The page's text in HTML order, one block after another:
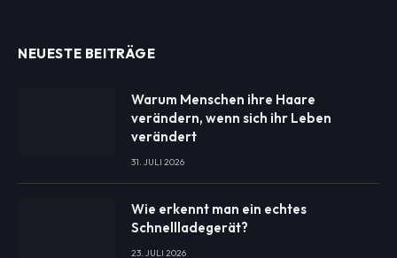
NEUESTE BEITRÄGE
Warum Menschen ihre Haare
verändern, wenn sich ihr Leben
verändert
31. JULI 2026
Wie erkennt man ein echtes
Schnellladegerät?
23. JULI 2026